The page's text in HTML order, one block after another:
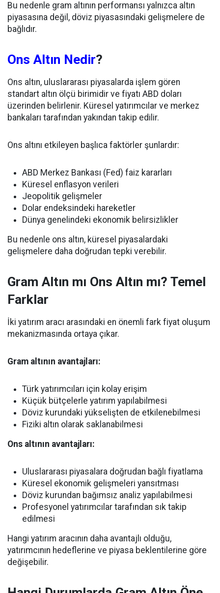
Bu nedenle gram altının performansı yalnızca altın
piyasasına değil, döviz piyasasındaki gelişmelere de
bağlıdır.
Ons Altın Nedir?
Ons altın, uluslararası piyasalarda işlem gören
standart altın ölçü birimidir ve fiyatı ABD doları
üzerinden belirlenir. Küresel yatırımcılar ve merkez
bankaları tarafından yakından takip edilir.
Ons altını etkileyen başlıca faktörler şunlardır:
ABD Merkez Bankası (Fed) faiz kararları
Küresel enflasyon verileri
Jeopolitik gelişmeler
Dolar endeksindeki hareketler
Dünya genelindeki ekonomik belirsizlikler
Bu nedenle ons altın, küresel piyasalardaki
gelişmelere daha doğrudan tepki verebilir.
Gram Altın mı Ons Altın mı? Temel
Farklar
İki yatırım aracı arasındaki en önemli fark fiyat oluşum
mekanizmasında ortaya çıkar.
Gram altının avantajları:
Türk yatırımcıları için kolay erişim
Küçük bütçelerle yatırım yapılabilmesi
Döviz kurundaki yükselişten de etkilenebilmesi
Fiziki altın olarak saklanabilmesi
Ons altının avantajları:
Uluslararası piyasalara doğrudan bağlı fiyatlama
Küresel ekonomik gelişmeleri yansıtması
Döviz kurundan bağımsız analiz yapılabilmesi
Profesyonel yatırımcılar tarafından sık takip
edilmesi
Hangi yatırım aracının daha avantajlı olduğu,
yatırımcının hedeflerine ve piyasa beklentilerine göre
değişebilir.